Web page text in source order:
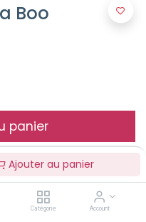
Ajouter au panier
Catégorie Account
Boo
panier